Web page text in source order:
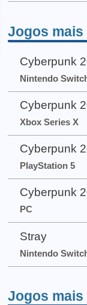
Jogos mais
Cyberpunk
Nintendo
Cyberpunk
Xbox Series X
Cyberpunk
PlayStation 5
Cyberpunk
PC
Stray
Nintendo
Jogos